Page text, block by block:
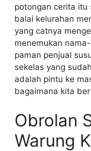
potongan cerita itu
balai kelurahan
yang catnya
menemukan
paman penjual
sekelas yang
adalah pintu ke
bagaimana kita
Obrolan
Warung